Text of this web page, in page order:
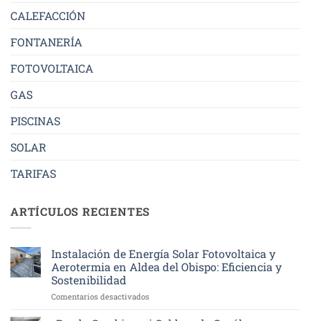
CALEFACCIÓN
FONTANERÍA
FOTOVOLTAICA
GAS
PISCINAS
SOLAR
TARIFAS
ARTÍCULOS RECIENTES
Instalación de Energía Solar Fotovoltaica y
Aerotermia en Aldea del Obispo: Eficiencia y
Sostenibilidad
Comentarios desactivados